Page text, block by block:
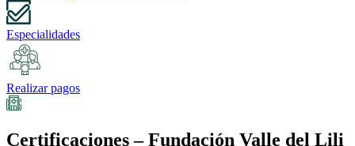
Especialidades
Realizar pagos
Certificaciones – Fundación Valle del Lili